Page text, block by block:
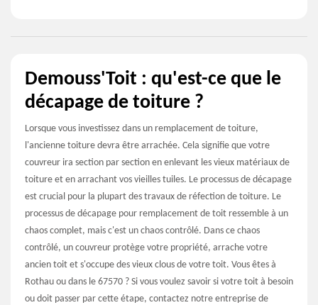
Demouss'Toit : qu'est-ce que le
décapage de toiture ?
Lorsque vous investissez dans un remplacement de toiture,
l'ancienne toiture devra être arrachée. Cela signifie que votre
couvreur ira section par section en enlevant les vieux matériaux de
toiture et en arrachant vos vieilles tuiles. Le processus de décapage
est crucial pour la plupart des travaux de réfection de toiture. Le
processus de décapage pour remplacement de toit ressemble à un
chaos complet, mais c'est un chaos contrôlé. Dans ce chaos
contrôlé, un couvreur protège votre propriété, arrache votre
ancien toit et s'occupe des vieux clous de votre toit. Vous êtes à
Rothau ou dans le 67570 ? Si vous voulez savoir si votre toit à besoin
ou doit passer par cette étape, contactez notre entreprise de